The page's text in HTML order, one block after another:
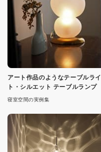
アート作品のようなテーブルライ
ト・シルエット テーブルランプ
寝室空間の実例集